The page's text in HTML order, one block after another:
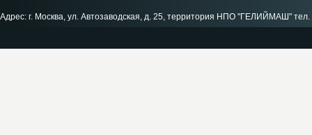
Адрес: г. Москва, ул. Автозаводская, д. 25, территория НПО "ГЕЛИЙМАШ"